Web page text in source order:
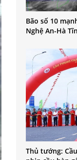
Bão số 10
Nghệ An-Hà
Thủ tướng: